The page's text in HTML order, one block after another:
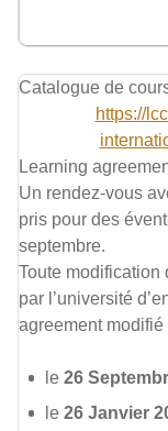
Catalogue de
https://
Learning
Un rendez-vous
pris pour des
septembre.
Toute modification
par l’université
agreement
le 26
le 26 Janvier